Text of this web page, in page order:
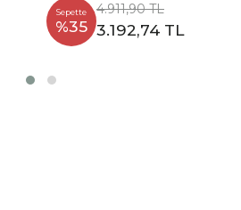
Sepette
%35
4.911,90 TL
3.192,74 TL